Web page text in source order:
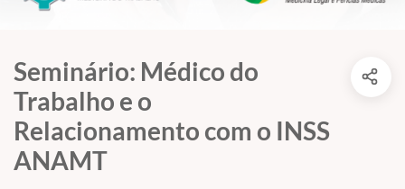
Seminário: Médico do
Trabalho e o
Relacionamento com o INSS
ANAMT